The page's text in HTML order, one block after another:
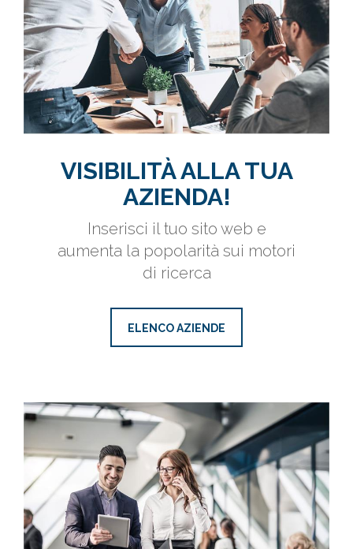
VISIBILITÀ ALLA TUA
AZIENDA!
Inserisci il tuo sito web e
aumenta la popolarità sui motori
di ricerca
ELENCO AZIENDE